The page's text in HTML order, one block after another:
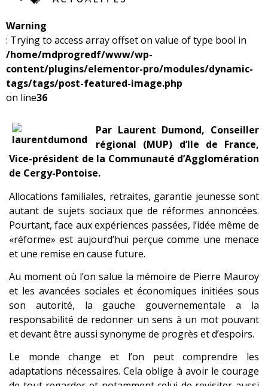
Warning
: Trying to access array offset on value of type bool in
/home/mdprogredf/www/wp-
content/plugins/elementor-pro/modules/dynamic-
tags/tags/post-featured-image.php
on line36
Par Laurent Dumond, Conseiller
régional (MUP) d’Ile de France,
Vice-président de la Communauté d’Agglomération
de Cergy-Pontoise.
Allocations familiales, retraites, garantie jeunesse sont
autant de sujets sociaux que de réformes annoncées.
Pourtant, face aux expériences passées, l’idée même de
«réforme» est aujourd’hui perçue comme une menace
et une remise en cause future.
Au moment où l’on salue la mémoire de Pierre Mauroy
et les avancées sociales et économiques initiées sous
son autorité, la gauche gouvernementale a la
responsabilité de redonner un sens à un mot pouvant
et devant être aussi synonyme de progrès et d’espoirs.
Le monde change et l’on peut comprendre les
adaptations nécessaires. Cela oblige à avoir le courage